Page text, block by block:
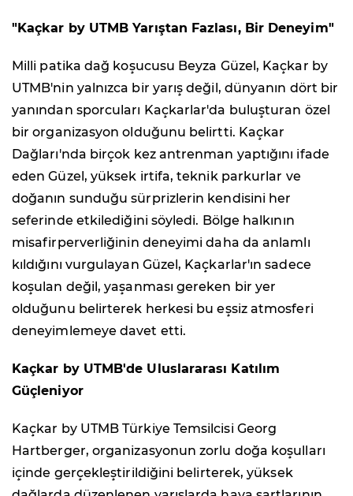
"Kaçkar by UTMB Yarıştan Fazlası, Bir Deneyim"
Milli patika dağ koşucusu Beyza Güzel, Kaçkar by
UTMB'nin yalnızca bir yarış değil, dünyanın dört bir
yanından sporcuları Kaçkarlar'da buluşturan özel
bir organizasyon olduğunu belirtti. Kaçkar
Dağları'nda birçok kez antrenman yaptığını ifade
eden Güzel, yüksek irtifa, teknik parkurlar ve
doğanın sunduğu sürprizlerin kendisini her
seferinde etkilediğini söyledi. Bölge halkının
misafirperverliğinin deneyimi daha da anlamlı
kıldığını vurgulayan Güzel, Kaçkarlar'ın sadece
koşulan değil, yaşanması gereken bir yer
olduğunu belirterek herkesi bu eşsiz atmosferi
deneyimlemeye davet etti.
Kaçkar by UTMB'de Uluslararası Katılım
Güçleniyor
Kaçkar by UTMB Türkiye Temsilcisi Georg
Hartberger, organizasyonun zorlu doğa koşulları
içinde gerçekleştirildiğini belirterek, yüksek